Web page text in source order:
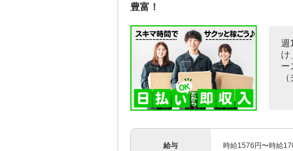
豊富！
週
け
ー
給与 時給1576円〜時給